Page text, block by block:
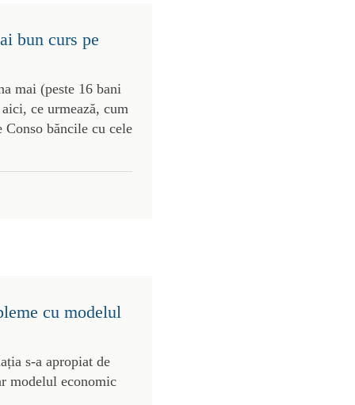
bun curs pe
mai (peste 16 bani
ce urmează, cum
băncile cu cele
cu modelul
s-a apropiat de
modelul economic